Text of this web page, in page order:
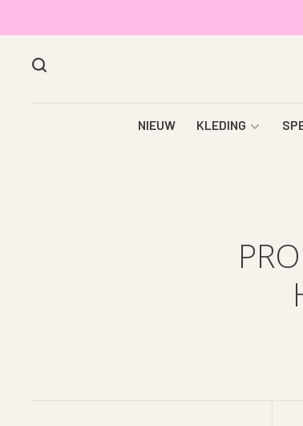
NIEUW KLEDING